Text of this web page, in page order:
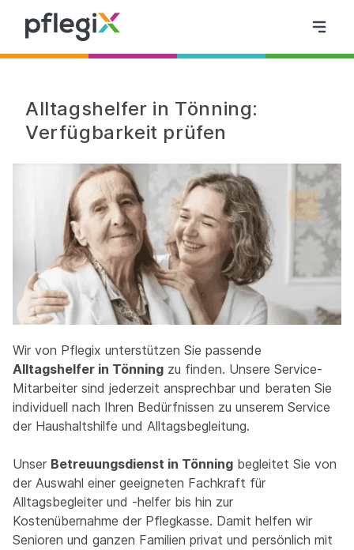
Alltagshelfer in Tönning:
Verfügbarkeit prüfen
Wir von Pflegix unterstützen Sie passende
Alltagshelfer in Tönning zu finden. Unsere Service-
Mitarbeiter sind jederzeit ansprechbar und beraten Sie
individuell nach Ihren Bedürfnissen zu unserem Service
der Haushaltshilfe und Alltagsbegleitung.
Unser Betreuungsdienst in Tönning begleitet Sie von
der Auswahl einer geeigneten Fachkraft für
Alltagsbegleiter und -helfer bis hin zur
Kostenübernahme der Pflegkasse. Damit helfen wir
Senioren und ganzen Familien privat und persönlich mit